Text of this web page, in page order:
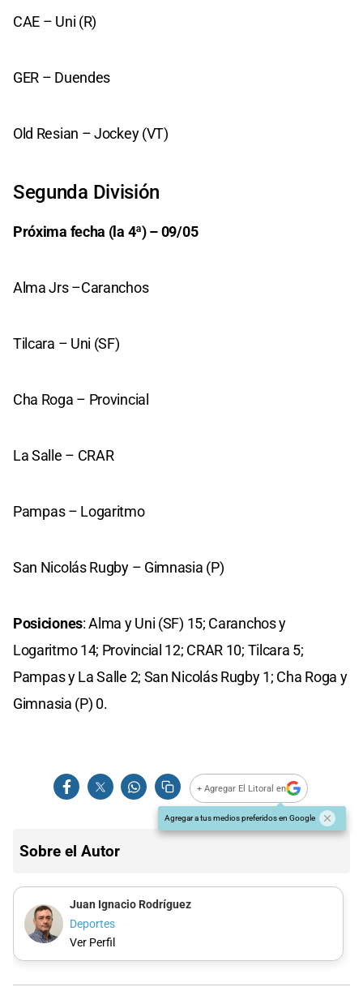
CAE – Uni (R)
GER – Duendes
Old Resian – Jockey (VT)
Segunda División
Próxima fecha (la 4ª) – 09/05
Alma Jrs –Caranchos
Tilcara – Uni (SF)
Cha Roga – Provincial
La Salle – CRAR
Pampas – Logaritmo
San Nicolás Rugby – Gimnasia (P)
Posiciones: Alma y Uni (SF) 15; Caranchos y
Logaritmo 14; Provincial 12; CRAR 10; Tilcara 5;
Pampas y La Salle 2; San Nicolás Rugby 1; Cha Roga y
Gimnasia (P) 0.
+ Agregar El Litoral en
Agregar a tus medios preferidos en Google
Sobre el Autor
Juan Ignacio Rodríguez
Deportes
Ver Perfil